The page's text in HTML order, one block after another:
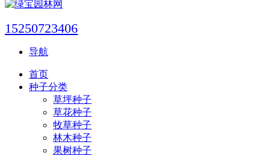
15250723406
导航
首页
种子分类
草坪种子
草花种子
牧草种子
林木种子
果树种子